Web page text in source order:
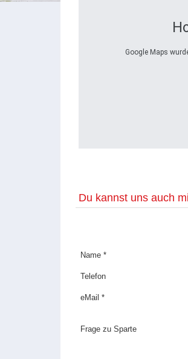
Google Maps
Du kannst uns auch
Name *
Telefon
eMail *
Frage zu Sparte